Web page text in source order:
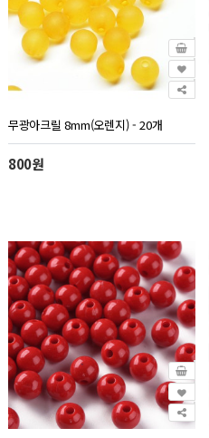
무광아크릴 8mm(오렌지) - 20개
800원